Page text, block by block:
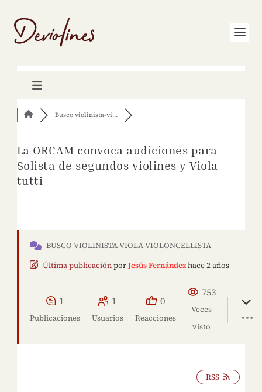
Busco violinista-vi...
La ORCAM convoca audiciones para
Solista de segundos violines y Viola
tutti
BUSCO VIOLINISTA-VIOLA-VIOLONCELLISTA
Última publicaciónporJesús Fernándezhace 2 años
1
Publicaciones
1
Usuarios
0
Reacciones
753
Veces
visto
RSS